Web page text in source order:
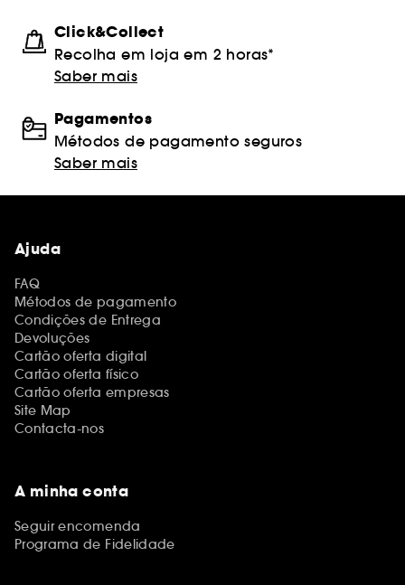
Click&Collect
Recolha em loja em 2 horas*
Saber mais
Pagamentos
Métodos de pagamento seguros
Saber mais
Ajuda
FAQ
Métodos de pagamento
Condições de Entrega
Devoluções
Cartão oferta digital
Cartão oferta físico
Cartão oferta empresas
Site Map
Contacta-nos
A minha conta
Seguir encomenda
Programa de Fidelidade